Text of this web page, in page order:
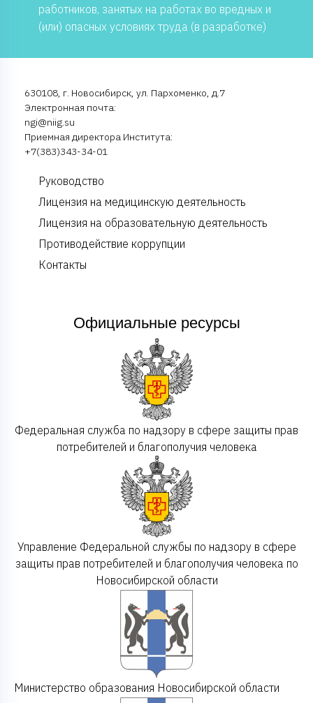
работников, занятых на работах во вредных и
(или) опасных условиях труда (в разработке)
630108, г. Новосибирск, ул. Пархоменко, д.7
Электронная почта:
ngi@niig.su
Приемная директора Института:
+7(383)343-34-01
Руководство
Лицензия на медицинскую деятельность
Лицензия на образовательную деятельность
Противодействие коррупции
Контакты
Официальные ресурсы
Федеральная служба по надзору в сфере защиты прав
потребителей и благополучия человека
Управление Федеральной службы по надзору в сфере
защиты прав потребителей и благополучия человека по
Новосибирской области
Министерство образования Новосибирской области